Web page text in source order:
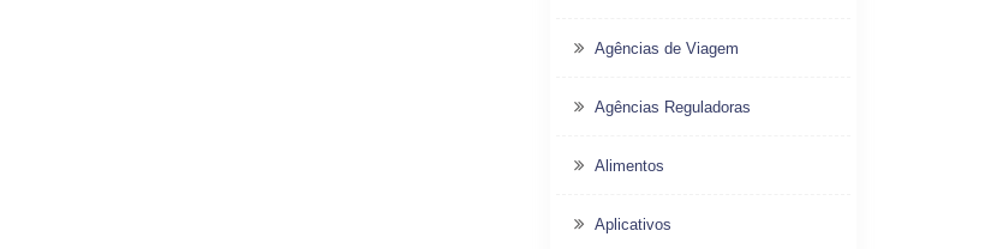
Agências de Viagem
Agências Reguladoras
Alimentos
Aplicativos